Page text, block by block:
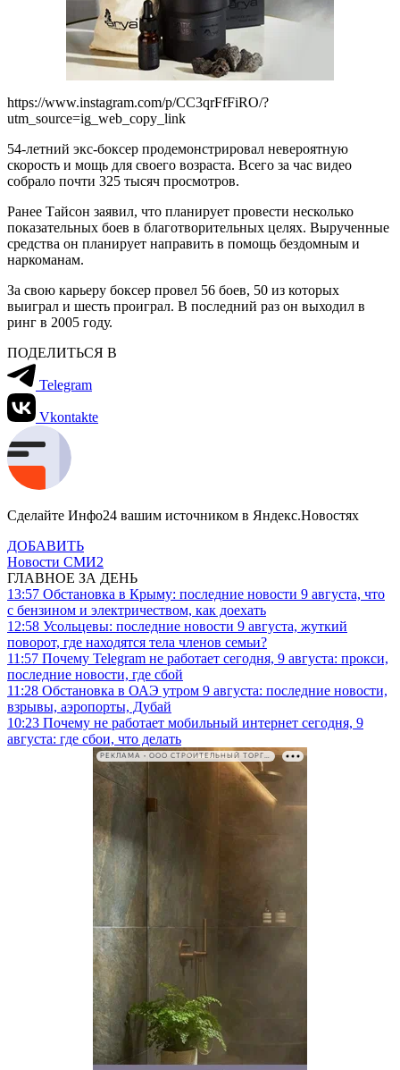
https://www.instagram.com/p/CC3qrFfFiRO/?
utm_source=ig_web_copy_link
54-летний экс-боксер продемонстрировал невероятную
скорость и мощь для своего возраста. Всего за час видео
собрало почти 325 тысяч просмотров.
Ранее Тайсон заявил, что планирует провести несколько
показательных боев в благотворительных целях. Вырученные
средства он планирует направить в помощь бездомным и
наркоманам.
За свою карьеру боксер провел 56 боев, 50 из которых
выиграл и шесть проиграл. В последний раз он выходил в
ринг в 2005 году.
ПОДЕЛИТЬСЯ В
Telegram
Vkontakte
Сделайте Инфо24 вашим источником в Яндекс.Новостях
ДОБАВИТЬ
Новости СМИ2
ГЛАВНОЕ ЗА ДЕНЬ
13:57 Обстановка в Крыму: последние новости 9 августа, что
с бензином и электричеством, как доехать
12:58 Усольцевы: последние новости 9 августа, жуткий
поворот, где находятся тела членов семьи?
11:57 Почему Telegram не работает сегодня, 9 августа: прокси,
последние новости, где сбой
11:28 Обстановка в ОАЭ утром 9 августа: последние новости,
взрывы, аэропорты, Дубай
10:23 Почему не работает мобильный интернет сегодня, 9
августа: где сбои, что делать
РЕКЛАМА • ООО СТРОИТЕЛЬНЫЙ ТОРГОВЫЙ ДОМ «ПЕТРОВИЧ». ИНН: 7802348846